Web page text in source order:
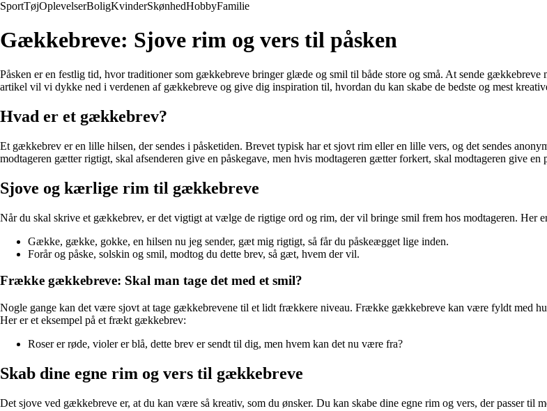
SportTøjOplevelserBoligKvinderSkønhedHobbyFamilie
Gækkebreve: Sjove rim og vers til påsken
Påsken er en festlig tid, hvor traditioner som gækkebreve bringer glæde og smil til både store og små. At sende
artikel vil vi dykke ned i verdenen af gækkebreve og give dig inspiration til, hvordan du kan skabe de bedste og mest
Hvad er et gækkebrev?
Et gækkebrev er en lille hilsen, der sendes i påsketiden. Brevet typisk har et sjovt rim eller en lille vers, og det sendes
modtageren gætter rigtigt, skal afsenderen give en påskegave, men hvis modtageren gætter forkert, skal modtageren give en
Sjove og kærlige rim til gækkebreve
Når du skal skrive et gækkebrev, er det vigtigt at vælge de rigtige ord og rim, der vil bringe smil frem hos modtageren.
Gække, gække, gokke, en hilsen nu jeg sender, gæt mig rigtigt, så får du påskeægget lige inden.
Forår og påske, solskin og smil, modtog du dette brev, så gæt, hvem der vil.
Frække gækkebreve: Skal man tage det med et smil?
Nogle gange kan det være sjovt at tage gækkebrevene til et lidt frækkere niveau. Frække gækkebreve kan være fyldt med
Her er et eksempel på et frækt gækkebrev:
Roser er røde, violer er blå, dette brev er sendt til dig, men hvem kan det nu være fra?
Skab dine egne rim og vers til gækkebreve
Det sjove ved gækkebreve er, at du kan være så kreativ, som du ønsker. Du kan skabe dine egne rim og vers, der passer til